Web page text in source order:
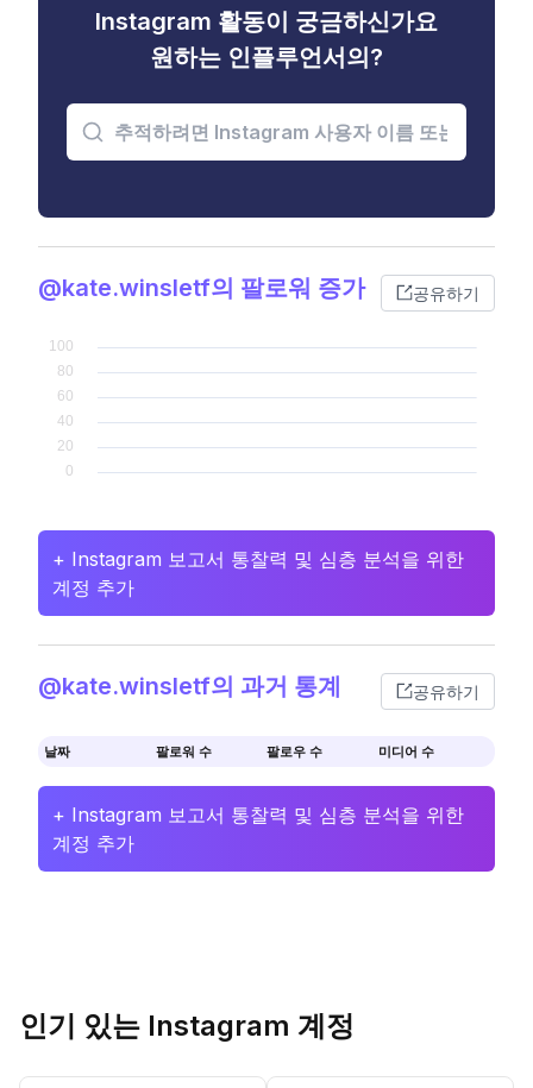
Instagram 활동이 궁금하신가요
원하는 인플루언서의?
@kate.winsletf의 팔로워 증가 공유하기
+ Instagram 보고서 통찰력 및 심층 분석을 위한
계정 추가
@kate.winsletf의 과거 통계 공유하기
날짜 팔로워 수 팔로우 수 미디어 수
+ Instagram 보고서 통찰력 및 심층 분석을 위한
계정 추가
인기 있는 Instagram 계정